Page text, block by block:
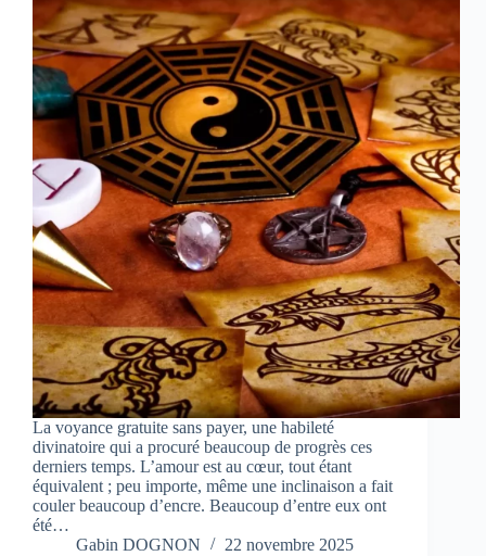
La voyance gratuite sans payer, une habileté
divinatoire qui a procuré beaucoup de progrès ces
derniers temps. L’amour est au cœur, tout étant
équivalent ; peu importe, même une inclinaison a fait
couler beaucoup d’encre. Beaucoup d’entre eux ont
été…
Gabin DOGNON
22 novembre 2025